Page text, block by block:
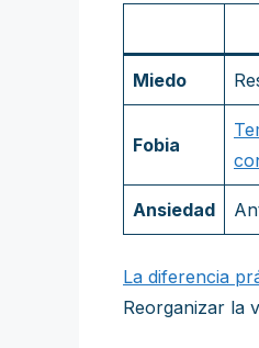
Miedo
Fobia
Ansiedad
La diferencia
Reorganizar la